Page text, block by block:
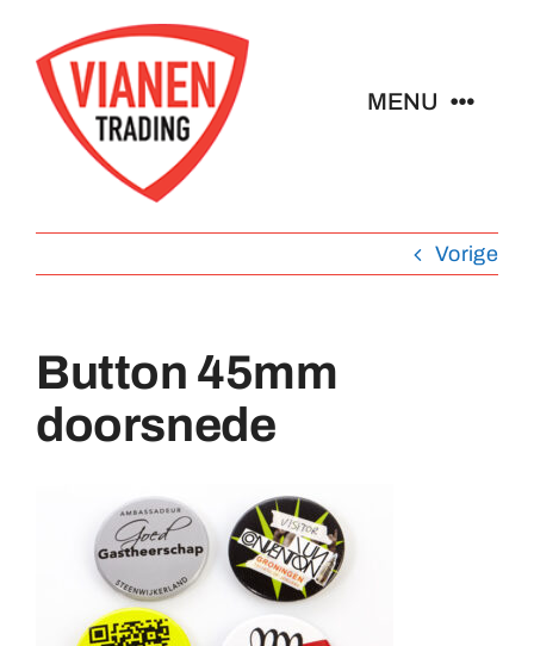
naar
inhoud
MENU
Buttons
Pins
Emblemen
Sleutelhangers
Medailles
Vorige
Button 45mm
doorsnede